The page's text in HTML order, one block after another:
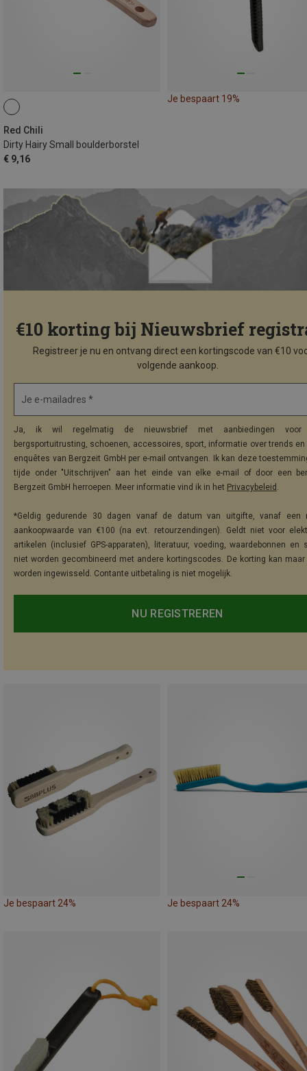
Red Chili
Dirty Hairy Small boulderborstel
€ 9,16
Je bespaart 19%
€10 korting bij Nieuwsbrief
Registreer je nu en ontvang direct een kortingscode van €10
volgende aankoop.
Je e-mailadres *
Ja, ik wil regelmatig de nieuwsbrief met aanbiedingen voor
bergsportuitrusting, schoenen, accessoires, sport, informatie over trends
enquêtes van Bergzeit GmbH per e-mail ontvangen. Ik kan deze
tijde onder "Uitschrijven" aan het einde van elke e-mail of door een
Bergzeit GmbH herroepen. Meer informatie vind ik in het Privacybeleid .
*Geldig gedurende 30 dagen vanaf de datum van uitgifte, vanaf een
aankoopwaarde van €100 (na evt. retourzendingen). Geldt niet voor
artikelen (inclusief GPS-apparaten), literatuur, voeding, waardebonnen en
niet worden gecombineerd met andere kortingscodes. De korting kan maar
worden ingewisseld. Contante uitbetaling is niet mogelijk.
NU REGISTREREN
Je bespaart 24% Je bespaart 24%